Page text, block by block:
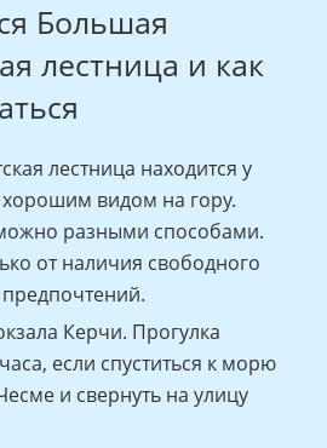
Большая
лестница и как
лестница находится у
видом на гору.
разными способами.
от наличия свободного
Керчи. Прогулка
если спуститься к морю
и свернуть на улицу